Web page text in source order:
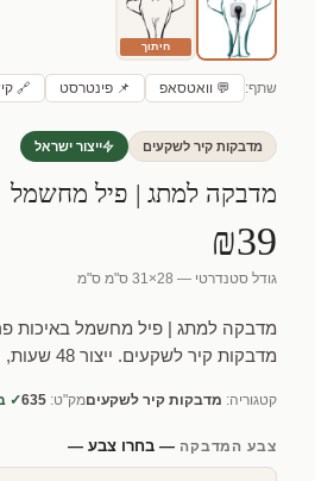
חיתוך
שתף: 💬 וואטסאפ 📌 פינטרסט 🔗
מדבקות קיר לשקעים ייצור ישראל
מדבקה למתג | פיל מחשמל
₪39
גודל סטנדרטי — 28×31 ס"מ ס"מ
מדבקה למתג | פיל מחשמל באיכות
מדבקות קיר לשקעים. ייצור 48 שעות, חיתוך לפי מידה.
קטגוריה: מדבקות קיר לשקעיםמק"ט: 635
✓
צבע המדבקה— בחרו צבע —